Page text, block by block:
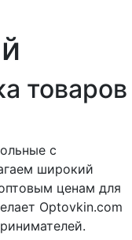
товаров
с
широкий
ценам для
Optovkin.com